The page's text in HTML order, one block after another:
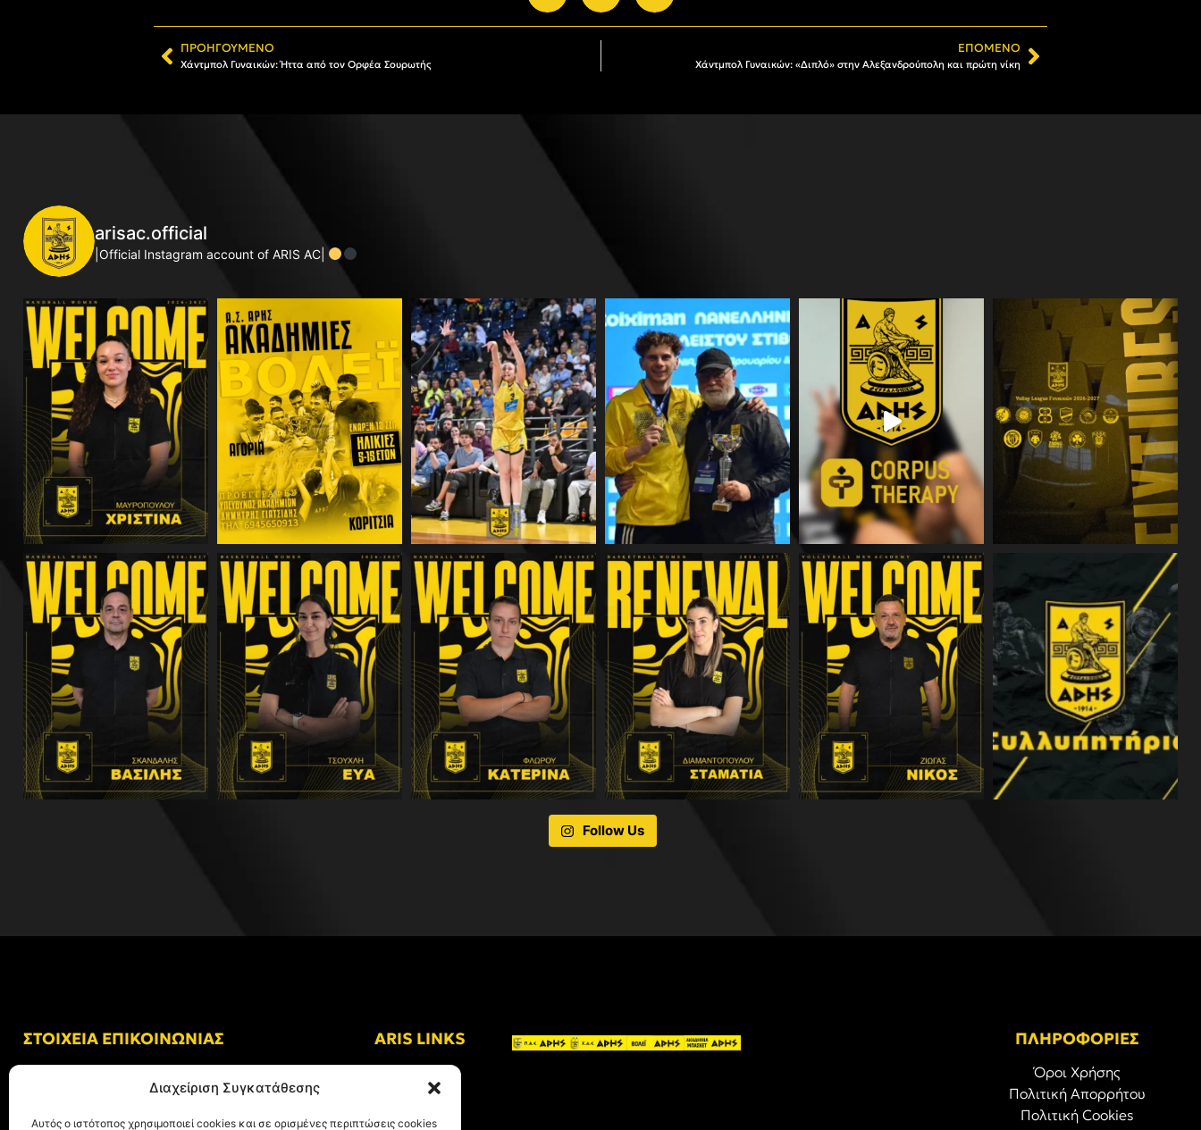
Διαχείριση Συγκατάθεσης
Αυτός ο ιστότοπος χρησιμοποιεί cookies και σε ορισμένες περιπτώσεις cookies
ΠΡΟΗΓΟΎΜΕΝΟ
Χάντμπολ Γυναικών: Ήττα από τον Ορφέα Σουρωτής
ΕΠΌΜΕΝΟ
Χάντμπολ Γυναικών: «Διπλό» στην Αλεξανδρούπολη και πρώτη νίκη
arisac.official
|Official Instagram account of ARIS AC|
Follow Us
ΣΤΟΙΧΕΙΑ ΕΠΙΚΟΙΝΩΝΙΑΣ
Αλκμήνης 69, Χαριλάου
Τ.Κ. 54249 Θεσσαλονίκη
ARIS LINKS ΠΛΗΡΟΦΟΡΙΕΣ
Όροι Χρήσης
Πολιτική Απορρήτου
Πολιτική Cookies